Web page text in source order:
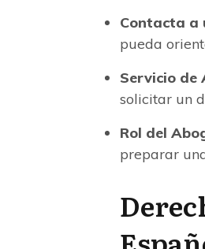
Contacta a
pueda
Servicio de
solicitar un
Rol del
preparar